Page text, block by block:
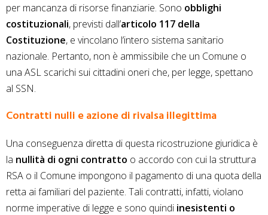
per mancanza di risorse finanziarie. Sono obblighi
costituzionali, previsti dall’articolo 117 della
Costituzione, e vincolano l’intero sistema sanitario
nazionale. Pertanto, non è ammissibile che un Comune o
una ASL scarichi sui cittadini oneri che, per legge, spettano
al SSN.
Contratti nulli e azione di rivalsa illegittima
Una conseguenza diretta di questa ricostruzione giuridica è
la nullità di ogni contratto o accordo con cui la struttura
RSA o il Comune impongono il pagamento di una quota della
retta ai familiari del paziente. Tali contratti, infatti, violano
norme imperative di legge e sono quindi inesistenti o